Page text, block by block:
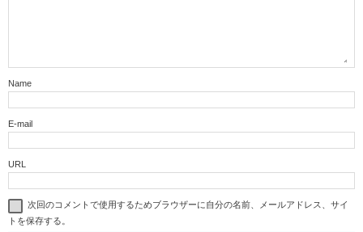
Name
E-mail
URL
次回のコメントで使用するためブラウザーに自分の名前、メールアドレス、サイ
トを保存する。